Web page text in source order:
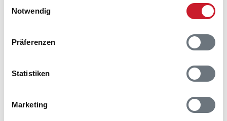
Notwendig
Präferenzen
Statistiken
Marketing
10 11
12
S
M D
M